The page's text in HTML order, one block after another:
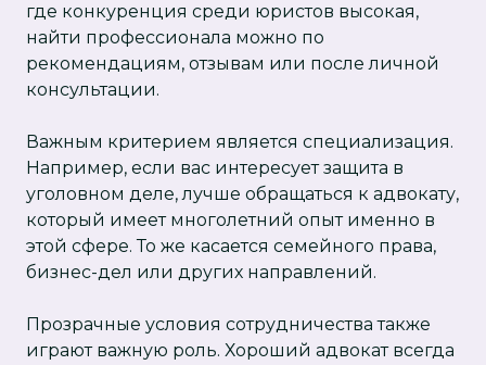
где конкуренция среди юристов высокая,
найти профессионала можно по
рекомендациям, отзывам или после личной
консультации.
Важным критерием является специализация.
Например, если вас интересует защита в
уголовном деле, лучше обращаться к адвокату,
который имеет многолетний опыт именно в
этой сфере. То же касается семейного права,
бизнес-дел или других направлений.
Прозрачные условия сотрудничества также
играют важную роль. Хороший адвокат всегда